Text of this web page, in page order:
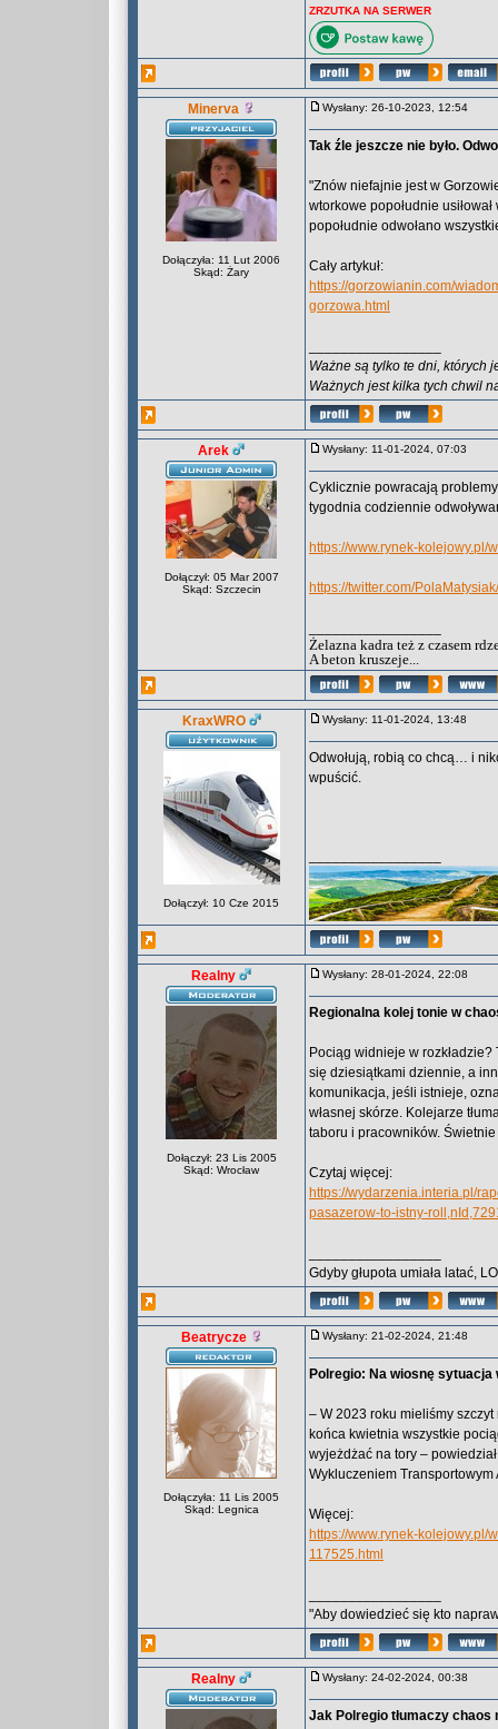
ZRZUTKA NA SERWER
Minerva
Dołączyła: 11 Lut 2006
Skąd: Żary
Wysłany: 26-10-2023, 12:54
Tak źle jeszcze nie było.
"Znów niefajnie jest w
wtorkowe popołudnie
popołudnie odwołano
Cały artykuł:
https://gorzowianin.com/
gorzowa.html
Ważne są tylko te dni, których
Ważnych jest kilka tych chwil
Arek
Dołączył: 05 Mar 2007
Skąd: Szczecin
Wysłany: 11-01-2024, 07:03
Cyklicznie powracają
tygodnia codziennie
https://www.rynek-
https://twitter.com/
Żelazna kadra też z czasem
A beton kruszeje...
KraxWRO
Dołączył: 10 Cze 2015
Wysłany: 11-01-2024, 13:48
Odwołują, robią co chcą… i
wpuścić.
Realny
Dołączył: 23 Lis 2005
Skąd: Wrocław
Wysłany: 28-01-2024, 22:08
Regionalna kolej tonie w
Pociąg widnieje w
się dziesiątkami dziennie, a
komunikacja, jeśli istnieje,
własnej skórze. Kolejarze
taboru i pracowników.
Czytaj więcej:
https://wydarzenia.interia.pl/
pasazerow-to-istny-
Gdyby głupota umiała latać,
Beatrycze
Dołączyła: 11 Lis 2005
Skąd: Legnica
Wysłany: 21-02-2024, 21:48
Polregio: Na wiosnę
– W 2023 roku mieliśmy
końca kwietnia wszystkie
wyjeżdżać na tory –
Wykluczeniem
Więcej:
https://www.rynek-
117525.html
"Aby dowiedzieć się kto
Realny Wysłany: 24-02-2024, 00:38
Jak Polregio tłumaczy